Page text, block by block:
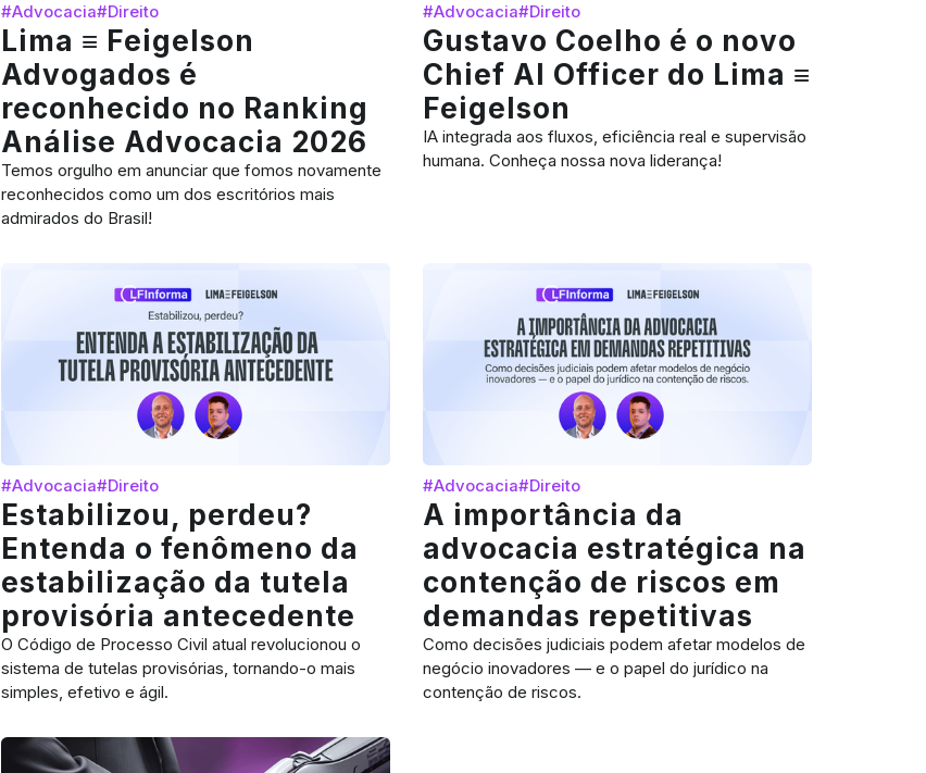
#Advocacia#Direito
Lima ≡ Feigelson
Advogados é
reconhecido no Ranking
Análise Advocacia 2026
Temos orgulho em anunciar que fomos novamente
reconhecidos como um dos escritórios mais
admirados do Brasil!
#Advocacia#Direito
Gustavo Coelho é o novo
Chief AI Officer do Lima ≡
Feigelson
IA integrada aos fluxos, eficiência real e supervisão
humana. Conheça nossa nova liderança!
#Advocacia#Direito
Estabilizou, perdeu?
Entenda o fenômeno da
estabilização da tutela
provisória antecedente
O Código de Processo Civil atual revolucionou o
sistema de tutelas provisórias, tornando-o mais
simples, efetivo e ágil.
#Advocacia#Direito
A importância da
advocacia estratégica na
contenção de riscos em
demandas repetitivas
Como decisões judiciais podem afetar modelos de
negócio inovadores — e o papel do jurídico na
contenção de riscos.